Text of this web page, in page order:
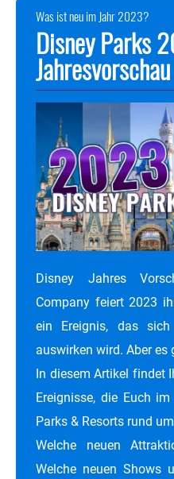
Was ist neu im Jahr 2023?
Disney Parks
Jahresvorschau
Disney Jahres
Company feiert 2023
ein Ereignis, das
auswirken wird. Aber
In diesem Artikel findet
Ereignisse, die Euch
Parks & Resorts rund
Welche neuen
Welche neuen Shows